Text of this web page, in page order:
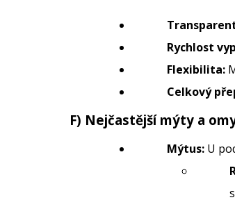
Rychlost
Flexibilita:
Celkový
F) Nejčastější mýty a
Mýtus: U